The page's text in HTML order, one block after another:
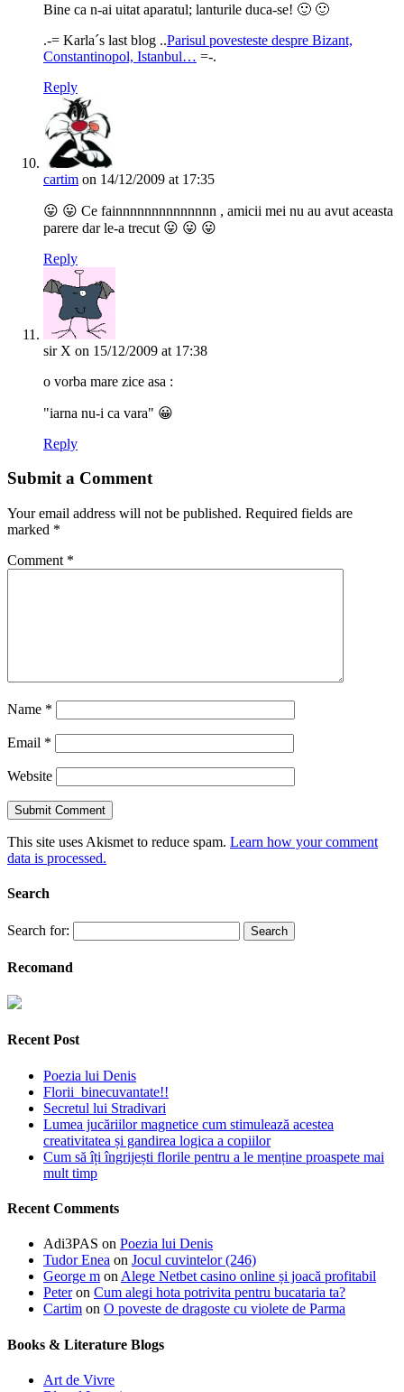
Bine ca n-ai uitat aparatul; lanturile duca-se! 🙂 🙂
.-= Karla´s last blog ..Parisul povesteste despre Bizant,
Constantinopol, Istanbul… =-.
Reply
cartim on 14/12/2009 at 17:35
😛 😛 Ce fainnnnnnnnnnnnnn , amicii mei nu au avut aceasta
parere dar le-a trecut 😛 😛 😛
Reply
sir X on 15/12/2009 at 17:38
o vorba mare zice asa :
"iarna nu-i ca vara" 😀
Reply
Submit a Comment
Your email address will not be published. Required fields are
marked *
Comment *
Name *
Email *
Website
This site uses Akismet to reduce spam. Learn how your comment
data is processed.
Search
Search for:
Recomand
Recent Post
Poezia lui Denis
Florii binecuvantate!!
Secretul lui Stradivari
Lumea jucăriilor magnetice cum stimulează acestea
creativitatea și gandirea logica a copiilor
Cum să îți îngrijești florile pentru a le menține proaspete mai
mult timp
Recent Comments
Adi3PAS on Poezia lui Denis
Tudor Enea on Jocul cuvintelor (246)
George m on Alege Netbet casino online și joacă profitabil
Peteron Cum alegi hota potrivita pentru bucataria ta?
Cartim on O poveste de dragoste cu violete de Parma
Books & Literature Blogs
Art de Vivre